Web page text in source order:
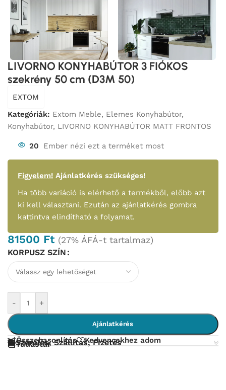
LIVORNO KONYHABÚTOR 3 FIÓKOS
szekrény 50 cm (D3M 50)
EXTOM
Kategóriák: Extom Meble, Elemes Konyhabútor,
Konyhabútor, LIVORNO KONYHABÚTOR MATT FRONTOS
20 Ember nézi ezt a terméket most
Figyelem! Ajánlatkérés szükséges!
Ha több variáció is elérhető a termékből, előbb azt
ki kell választani. Ezután az ajánlatkérés gombra
kattintva elindítható a folyamat.
81500 Ft (27% ÁFÁ-t tartalmaz)
KORPUSZ SZÍN
- +
Ajánlatkérés
Összehasonlítás Kedvencekhez adom
Szerelés, Szállítás, Fizetés
Tudástár